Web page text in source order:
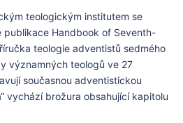
teologickým institutem se
publikace Handbook of Seventh-
teologie adventistů sedmého
významných teologů ve 27
současnou adventistickou
vychází brožura obsahující kapitolu